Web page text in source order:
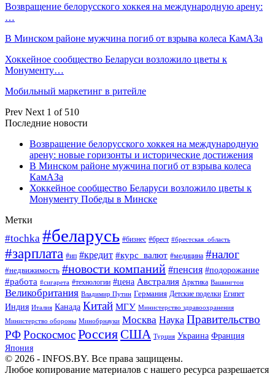
Возвращение белорусского хоккея на международную арену:
…
В Минском районе мужчина погиб от взрыва колеса КамАЗа
Хоккейное сообщество Беларуси возложило цветы к
Монументу…
Мобильный маркетинг в ритейле
Prev Next 1 of 510
Последние новости
Возвращение белорусского хоккея на международную
арену: новые горизонты и исторические достижения
В Минском районе мужчина погиб от взрыва колеса
КамАЗа
Хоккейное сообщество Беларуси возложило цветы к
Монументу Победы в Минске
Метки
#tochka #беларусь #бизнес #брест #брестская_область
#зарплата #ип #кредит #курс_валют #медицина #налог
#недвижимость #новости компаний #пенсия #подорожание
#работа #сигарета #технологии #цена Австралия Арктика Вашингтон
Великобритания Владимир Путин Германия Детские поделки Египет
Индия Италия Канада Китай МГУ Министерство здравоохранения
Министерство обороны Минобрнауки Москва Наука Правительство
РФРоскосмосРоссияСША Турция Украина Франция
Япония
© 2026 - INFOS.BY. Все права защищены.
Любое копирование материалов с нашего ресурса разрешается